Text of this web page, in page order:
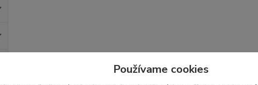
Používame cookies